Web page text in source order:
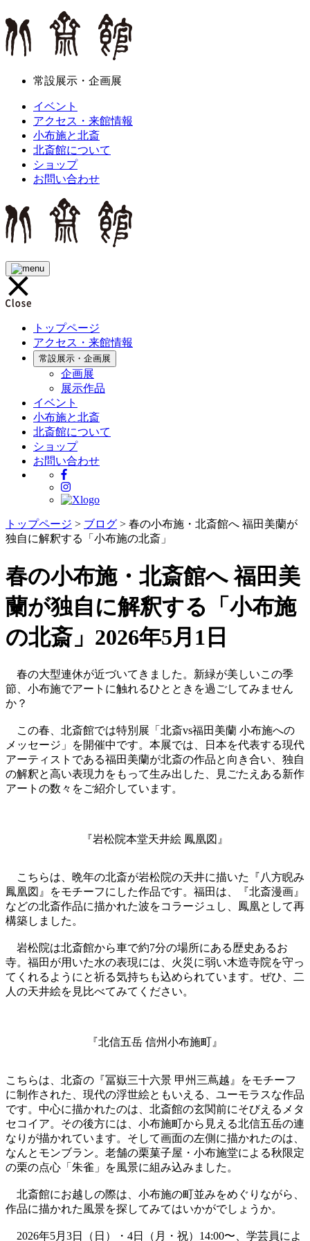
常設展示・企画展
イベント
アクセス・来館情報
小布施と北斎
北斎館について
ショップ
お問い合わせ
トップページ
アクセス・来館情報
常設展示・企画展
企画展
展示作品
イベント
小布施と北斎
北斎館について
ショップ
お問い合わせ
トップページ > ブログ > 春の小布施・北斎館へ 福田美蘭が
独自に解釈する「小布施の北斎」
春の小布施・北斎館へ 福田美
蘭が独自に解釈する「小布施
の北斎」 2026年5月1日
春の大型連休が近づいてきました。新緑が美しいこの季
節、小布施でアートに触れるひとときを過ごしてみません
か？
この春、北斎館では特別展「北斎vs福田美蘭 小布施への
メッセージ」を開催中です。本展では、日本を代表する現代
アーティストである福田美蘭が北斎の作品と向き合い、独自
の解釈と高い表現力をもって生み出した、見ごたえある新作
アートの数々をご紹介しています。
『岩松院本堂天井絵 鳳凰図』
こちらは、晩年の北斎が岩松院の天井に描いた『八方睨み
鳳凰図』をモチーフにした作品です。福田は、『北斎漫画』
などの北斎作品に描かれた波をコラージュし、鳳凰として再
構築しました。
岩松院は北斎館から車で約7分の場所にある歴史あるお
寺。福田が用いた水の表現には、火災に弱い木造寺院を守っ
てくれるようにと祈る気持ちも込められています。ぜひ、二
人の天井絵を見比べてみてください。
『北信五岳 信州小布施町』
こちらは、北斎の『冨嶽三十六景 甲州三蔦越』をモチーフ
に制作された、現代の浮世絵ともいえる、ユーモラスな作品
です。中心に描かれたのは、北斎館の玄関前にそびえるメタ
セコイア。その後方には、小布施町から見える北信五岳の連
なりが描かれています。そして画面の左側に描かれたのは、
なんとモンブラン。老舗の栗菓子屋・小布施堂による秋限定
の栗の点心「朱雀」を風景に組み込みました。
北斎館にお越しの際は、小布施の町並みをめぐりながら、
作品に描かれた風景を探してみてはいかがでしょうか。
2026年5月3日（日）・4日（月・祝）14:00〜、学芸員によ